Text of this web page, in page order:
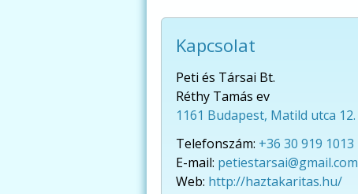
Kapcsolat
Peti és Társai Bt.
Réthy Tamás ev
1161 Budapest, Matild utca 12.
Telefonszám: +36 30 919 1013
E-mail: petiestarsai@gmail.com
Web: http://haztakaritas.hu/